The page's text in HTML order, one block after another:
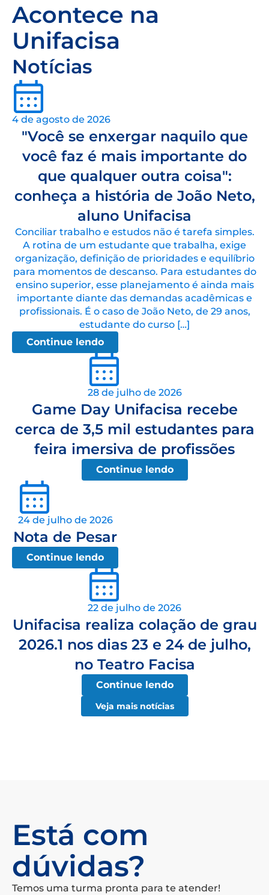
Acontece na
Unifacisa
Notícias
4 de agosto de 2026
"Você se enxergar naquilo que
você faz é mais importante do
que qualquer outra coisa":
conheça a história de João Neto,
aluno Unifacisa
Conciliar trabalho e estudos não é tarefa simples.
A rotina de um estudante que trabalha, exige
organização, definição de prioridades e equilíbrio
para momentos de descanso. Para estudantes do
ensino superior, esse planejamento é ainda mais
importante diante das demandas acadêmicas e
profissionais. É o caso de João Neto, de 29 anos,
estudante do curso […]
Continue lendo
28 de julho de 2026
Game Day Unifacisa recebe
cerca de 3,5 mil estudantes para
feira imersiva de profissões
Continue lendo
24 de julho de 2026
Nota de Pesar
Continue lendo
22 de julho de 2026
Unifacisa realiza colação de grau
2026.1 nos dias 23 e 24 de julho,
no Teatro Facisa
Continue lendo
Veja mais notícias
Está com
dúvidas?
Temos uma turma pronta para te atender!